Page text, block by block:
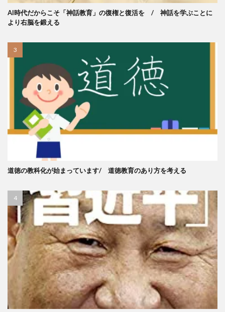
AI時代だからこそ「神話教育」の復権と復活を / 神話を学ぶことに
より右脳を鍛える
道徳の教科化が始まっています/ 道徳教育のあり方を考える